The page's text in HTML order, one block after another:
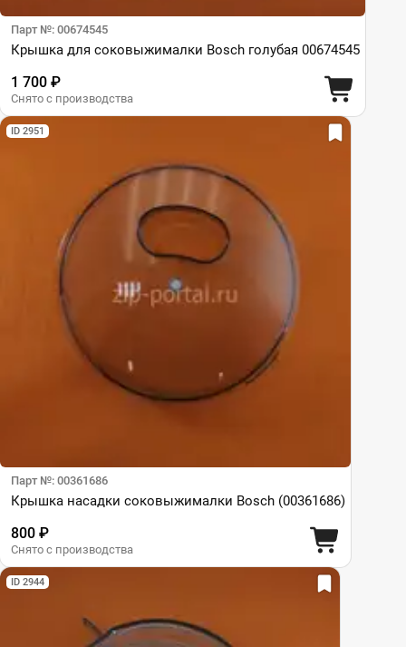
Парт №: 00674545
Крышка для соковыжималки Bosch голубая 00674545
1 700 ₽
Снято с производства
ID 2951
Парт №: 00361686
Крышка насадки соковыжималки Bosch (00361686)
800 ₽
Снято с производства
ID 2944